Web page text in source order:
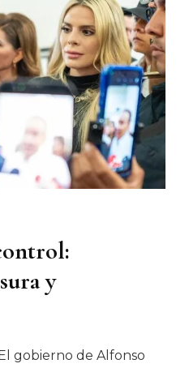
En
Sonora,
Más
Allá
De
Las
Cifras
y
gobierno de Alfonso